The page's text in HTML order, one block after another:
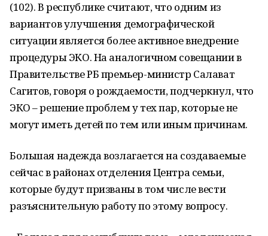
(102). В республике считают, что одним из
вариантов улучшения демографической
ситуации является более активное внедрение
процедуры ЭКО. На аналогичном совещании в
Правительстве РБ премьер-министр Салават
Сагитов, говоря о рождаемости, подчеркнул, что
ЭКО – решение проблем у тех пар, которые не
могут иметь детей по тем или иным причинам.
Большая надежда возлагается на создаваемые
сейчас в районах отделения Центра семьи,
которые будут призваны в том числе вести
разъяснительную работу по этому вопросу.